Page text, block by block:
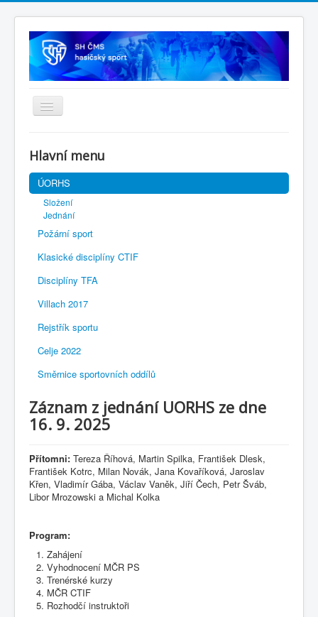
SH ČMS
Hlavní menu
ÚORHS
Složení
Jednání
Požární sport
Klasické disciplíny CTIF
Disciplíny TFA
Villach 2017
Rejstřík sportu
Celje 2022
Směrnice sportovních oddílů
Záznam z jednání UORHS ze dne
16. 9. 2025
Přítomni: Tereza Říhová, Martin Spilka, František Dlesk,
František Kotrc, Milan Novák, Jana Kovaříková, Jaroslav
Křen, Vladimír Gába, Václav Vaněk, Jiří Čech, Petr Šváb,
Libor Mrozowski a Michal Kolka
Program:
Zahájení
Vyhodnocení MČR PS
Trenérské kurzy
MČR CTIF
Rozhodčí instruktoři